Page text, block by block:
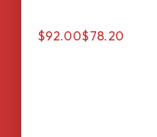
$92.00$78.20